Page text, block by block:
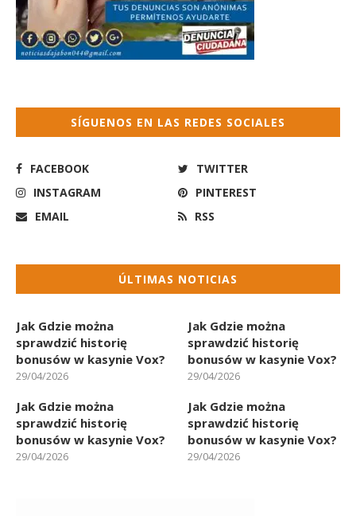
SÍGUENOS EN LAS REDES SOCIALES
FACEBOOK
TWITTER
INSTAGRAM
PINTEREST
EMAIL
RSS
ÚLTIMAS NOTICIAS
Jak Gdzie można
sprawdzić historię
bonusów w kasynie Vox?
29/04/2026
Jak Gdzie można
sprawdzić historię
bonusów w kasynie Vox?
29/04/2026
Jak Gdzie można
sprawdzić historię
bonusów w kasynie Vox?
29/04/2026
Jak Gdzie można
sprawdzić historię
bonusów w kasynie Vox?
29/04/2026